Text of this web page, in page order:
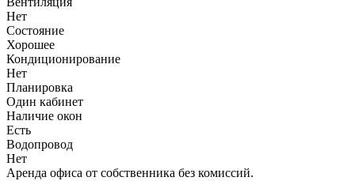
Нет
Состояние
Хорошее
Кондиционирование
Нет
Планировка
Один кабинет
Наличие окон
Есть
Водопровод
Нет
Аренда офиса от собственника без комиссий.